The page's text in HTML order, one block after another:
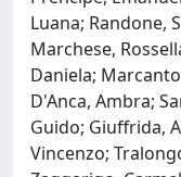
Luana; Randone,
Marchese,
Daniela;
D'Anca, Ambra;
Guido; Giuffrida,
Vincenzo;